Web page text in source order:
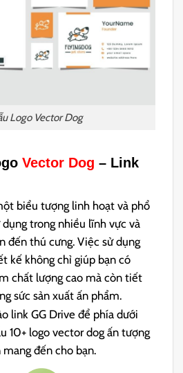
Logo Vector Dog
Vector Dog – Link
biểu tượng linh hoạt và phổ
trong nhiều lĩnh vực và
đến thú cưng. Việc sử dụng
kế không chỉ giúp bạn có
chất lượng cao mà còn tiết
sức sản xuất ấn phẩm.
link GG Drive để phía dưới
10+ logo vector dog ấn tượng
đến cho bạn.